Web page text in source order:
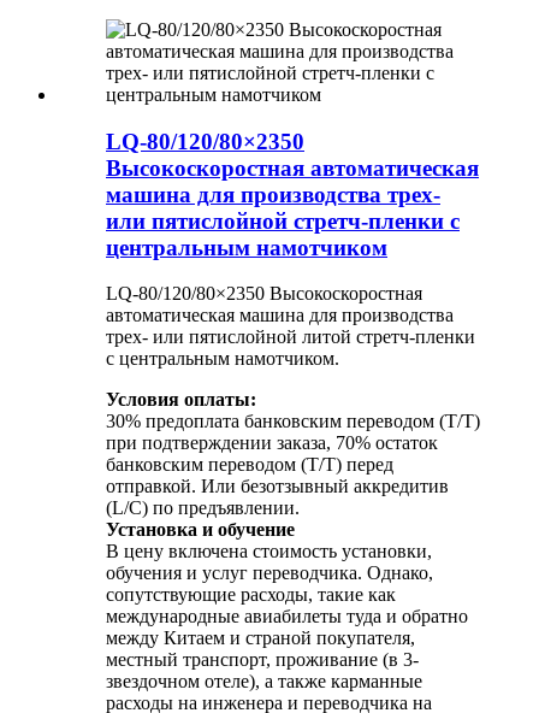
LQ-80/120/80×2350
Высокоскоростная автоматическая
машина для производства трех-
или пятислойной стретч-пленки с
центральным намотчиком
LQ-80/120/80×2350 Высокоскоростная
автоматическая машина для производства
трех- или пятислойной литой стретч-пленки
с центральным намотчиком.
Условия оплаты:
30% предоплата банковским переводом (T/T)
при подтверждении заказа, 70% остаток
банковским переводом (T/T) перед
отправкой. Или безотзывный аккредитив
(L/C) по предъявлении.
Установка и обучение
В цену включена стоимость установки,
обучения и услуг переводчика. Однако,
сопутствующие расходы, такие как
международные авиабилеты туда и обратно
между Китаем и страной покупателя,
местный транспорт, проживание (в 3-
звездочном отеле), а также карманные
расходы на инженера и переводчика на